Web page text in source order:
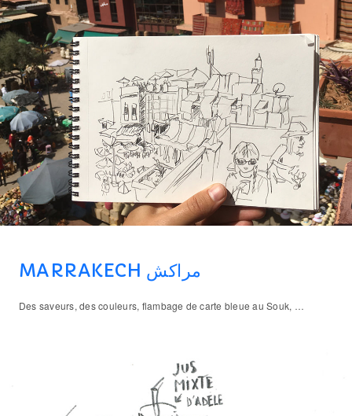
MARRAKECH مراكش
Des saveurs, des couleurs, flambage de carte bleue au Souk, …